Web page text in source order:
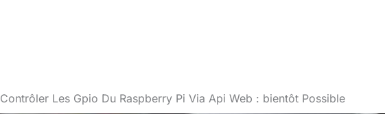
Contrôler Les Gpio Du Raspberry Pi Via Api Web : bientôt Possible